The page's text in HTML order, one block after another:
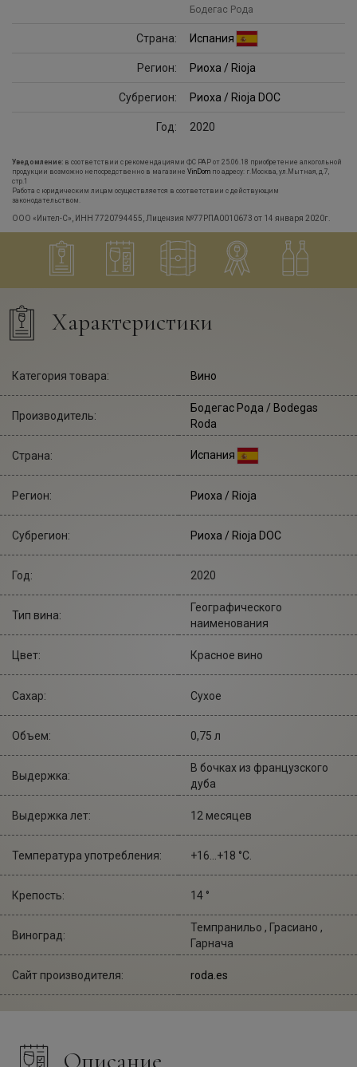
Бодегас Рода
Страна: Испания
Регион: Риоха / Rioja
Субрегион: Риоха / Rioja DOC
Год: 2020
Уведомление: в соответствии с рекомендациями ФС РАР от 25.06.18 приобретение алкогольной
продукции возможно непосредственно в магазине VinDom по адресу: г.Москва, ул.Мытная, д.7,
стр.1
Работа с юридическим лицам осуществляется в соответствии с действующим
законодательством.
ООО «Интел-С», ИНН 7720794455, Лицензия №77РПА0010673 от 14 января 2020г.
Характеристики
Категория товара: Вино
Производитель:
Бодегас Рода / Bodegas
Roda
Страна: Испания
Регион: Риоха / Rioja
Субрегион: Риоха / Rioja DOC
Год: 2020
Тип вина:
Географического
наименования
Цвет: Красное вино
Сахар: Сухое
Объем: 0,75 л
Выдержка:
В бочках из французского
дуба
Выдержка лет: 12 месяцев
Температура употребления: +16...+18 °С.
Крепость: 14 °
Виноград:
Темпранильо , Грасиано ,
Гарнача
Сайт производителя: roda.es
Описание